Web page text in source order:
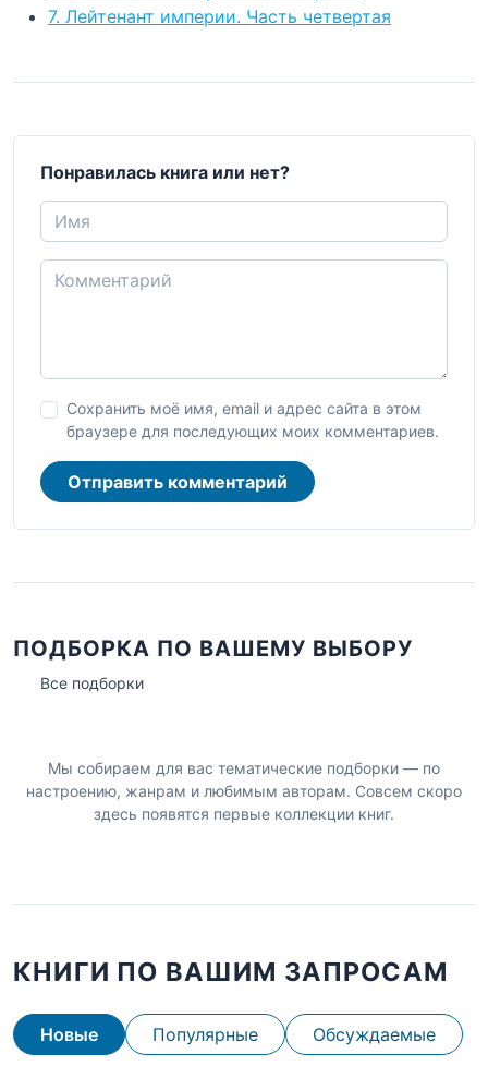
7. Лейтенант империи. Часть четвертая
Понравилась книга или нет?
Сохранить моё имя, email и адрес сайта в этом
браузере для последующих моих комментариев.
Отправить комментарий
ПОДБОРКА ПО ВАШЕМУ ВЫБОРУ
Все подборки
Мы собираем для вас тематические подборки — по
настроению, жанрам и любимым авторам. Совсем скоро
здесь появятся первые коллекции книг.
КНИГИ ПО ВАШИМ ЗАПРОСАМ
Новые Популярные Обсуждаемые